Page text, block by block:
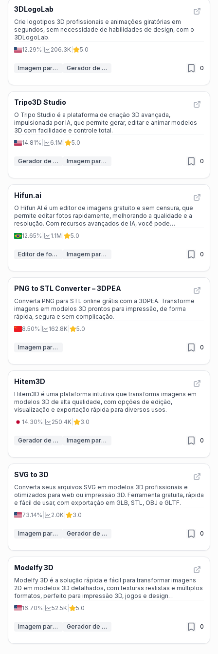
3DLogoLab
Crie logotipos 3D profissionais e animações giratórias em
segundos, sem necessidade de habilidades de design, com o
3DLogoLab.
12.29%
206.3K 5.0
Imagem para modelo 3D Gerador de modelo 3D IA 0
Tripo3D Studio
O Tripo Studio é a plataforma de criação 3D avançada,
impulsionada por IA, que permite gerar, editar e animar modelos
3D com facilidade e controle total.
14.81%
6.1M 5.0
Gerador de modelo 3D IA Imagem para modelo 3D 0
Hifun.ai
O Hifun AI é um editor de imagens gratuito e sem censura, que
permite editar fotos rapidamente, melhorando a qualidade e a
resolução. Com recursos avançados de IA, você pode
transformar suas imagens em obras de arte de alta resolução,
sem complicação.
12.65% 1.1M 5.0
Editor de fotos IA Imagem para modelo 3D 0
PNG to STL Converter – 3DPEA
Converta PNG para STL online grátis com a 3DPEA. Transforme
imagens em modelos 3D prontos para impressão, de forma
rápida, segura e sem complicação.
8.50%
162.8K 5.0
Imagem para modelo 3D 0
Hitem3D
Hitem3D é uma plataforma intuitiva que transforma imagens em
modelos 3D de alta qualidade, com opções de edição,
visualização e exportação rápida para diversos usos.
14.30%
250.4K 3.0
Gerador de modelo 3D IA Imagem para modelo 3D 0
SVG to 3D
Converta seus arquivos SVG em modelos 3D profissionais e
otimizados para web ou impressão 3D. Ferramenta gratuita, rápida
e fácil de usar, com exportação em GLB, STL, OBJ e GLTF.
73.14%
2.0K 3.0
Imagem para modelo 3D Gerador de modelo 3D IA 0
Modelfy 3D
Modelfy 3D é a solução rápida e fácil para transformar imagens
2D em modelos 3D detalhados, com texturas realistas e múltiplos
formatos, perfeito para impressão 3D, jogos e design
profissional.
16.70% 52.5K 5.0
Imagem para modelo 3D Gerador de modelo 3D IA 0